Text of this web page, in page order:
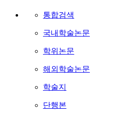
통합검색
국내학술논문
학위논문
해외학술논문
학술지
단행본